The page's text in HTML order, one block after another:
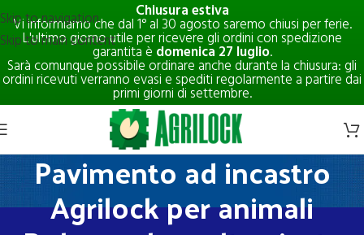
Chiusura estiva
Vi informiamo che dal 1° al 30 agosto saremo chiusi per ferie.
L'ultimo giorno utile per ricevere gli ordini con spedizione
garantita è domenica 27 luglio.
Sarà comunque possibile ordinare anche durante la chiusura: gli
ordini ricevuti verranno evasi e spediti regolarmente a partire dai
primi giorni di settembre.
Skip to navigation
Skip to main content
Pavimento ad incastro
Agrilock per animali